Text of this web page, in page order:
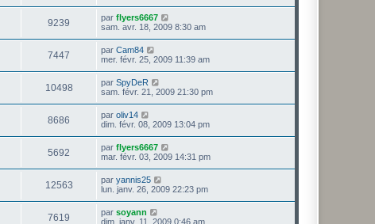
9239 par flyers6667
sam. avr. 18, 2009 8:30 am
7447 par Cam84
mer. févr. 25, 2009 11:39 am
10498 par SpyDeR
sam. févr. 21, 2009 21:30 pm
8686 par oliv14
dim. févr. 08, 2009 13:04 pm
5692 par flyers6667
mar. févr. 03, 2009 14:31 pm
12563 par yannis25
lun. janv. 26, 2009 22:23 pm
7619 par soyann
dim. janv. 11, 2009 0:46 am